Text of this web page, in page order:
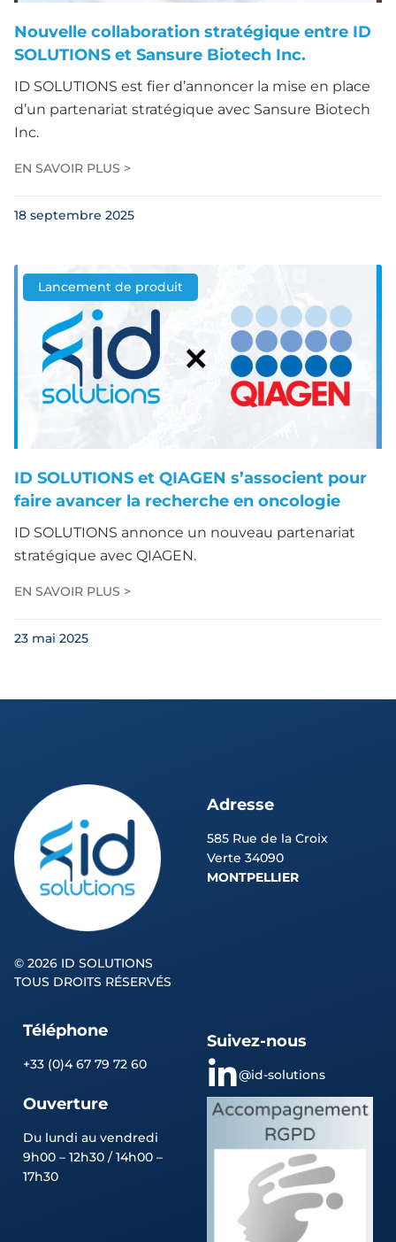
Nouvelle collaboration stratégique entre ID
SOLUTIONS et Sansure Biotech Inc.
ID SOLUTIONS est fier d’annoncer la mise en place
d’un partenariat stratégique avec Sansure Biotech
Inc.
EN SAVOIR PLUS >
18 septembre 2025
Lancement de produit
ID SOLUTIONS et QIAGEN s’associent pour
faire avancer la recherche en oncologie
ID SOLUTIONS annonce un nouveau partenariat
stratégique avec QIAGEN.
EN SAVOIR PLUS >
23 mai 2025
© 2026 ID SOLUTIONS
TOUS DROITS RÉSERVÉS
Adresse
585 Rue de la Croix
Verte 34090
MONTPELLIER
Téléphone
+33 (0)4 67 79 72 60
Ouverture
Du lundi au vendredi
9h00 – 12h30 / 14h00 –
17h30
Suivez-nous
@id-solutions